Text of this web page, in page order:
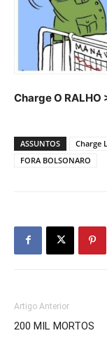
Charge O
ASSUNTOS Charge
FORA BOLSONARO
Artigo Anterior
200 MIL MORTOS